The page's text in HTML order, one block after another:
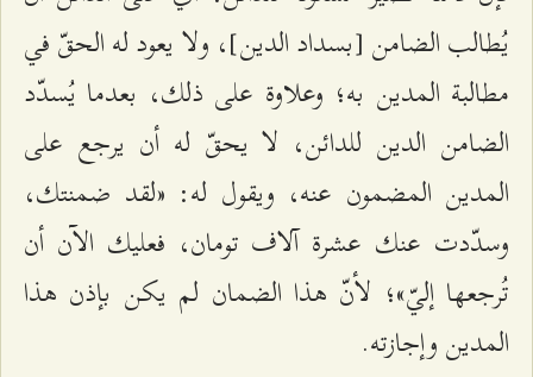
يُطالب الضامن [بسداد الدين]، ولا يعود له الحقّ في
مطالبة المدين به؛ وعلاوة على ذلك، بعدما يُسدّد
الضامن الدين للدائن، لا يحقّ له أن يرجع على
المدين المضمون عنه، ويقول له: «لقد ضمنتك،
وسدّدت عنك عشرة آلاف تومان، فعليك الآن أن
تُرجعها إليّ»؛ لأنّ هذا الضمان لم يكن بإذن هذا
المدين وإجازته.